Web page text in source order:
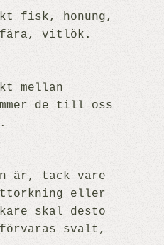
fisk, honung,
vitlök.
mellan
de till oss
är, tack vare
eller
skal desto
svalt,